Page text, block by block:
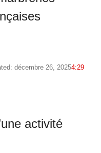
décembre 26, 20254:29
activité